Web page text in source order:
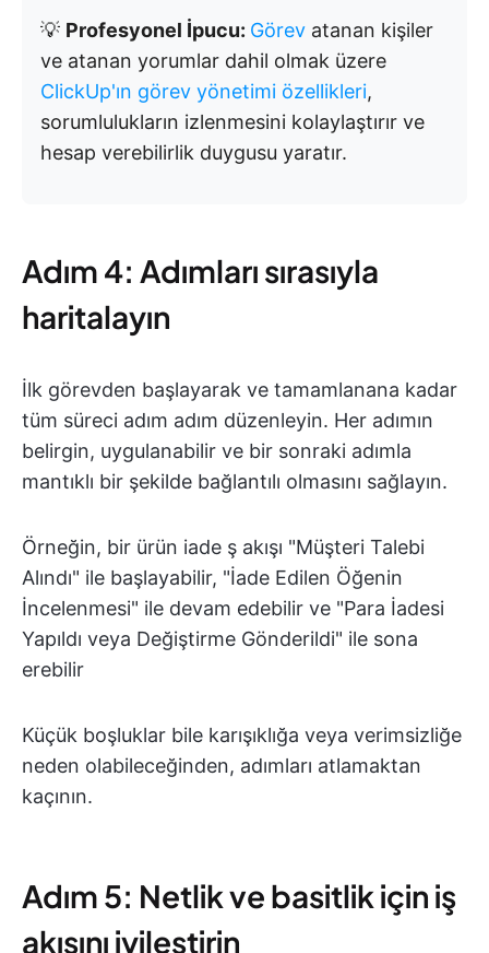
💡 Profesyonel İpucu: Görev atanan kişiler
ve atanan yorumlar dahil olmak üzere
ClickUp'ın görev yönetimi özellikleri,
sorumlulukların izlenmesini kolaylaştırır ve
hesap verebilirlik duygusu yaratır.
Adım 4: Adımları sırasıyla
haritalayın
İlk görevden başlayarak ve tamamlanana kadar
tüm süreci adım adım düzenleyin. Her adımın
belirgin, uygulanabilir ve bir sonraki adımla
mantıklı bir şekilde bağlantılı olmasını sağlayın.
Örneğin, bir ürün iade ş akışı "Müşteri Talebi
Alındı" ile başlayabilir, "İade Edilen Öğenin
İncelenmesi" ile devam edebilir ve "Para İadesi
Yapıldı veya Değiştirme Gönderildi" ile sona
erebilir
Küçük boşluklar bile karışıklığa veya verimsizliğe
neden olabileceğinden, adımları atlamaktan
kaçının.
Adım 5: Netlik ve basitlik için iş
akışını iyileştirin